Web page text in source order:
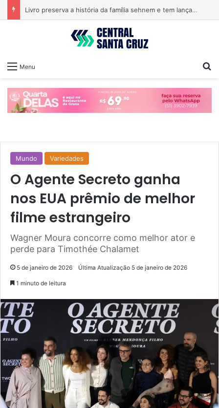
Livro preserva a história da família sehnem e tem lançamento em encontro familiar
Menu
Mundo Variedades
O Agente Secreto ganha
nos EUA prêmio de melhor
filme estrangeiro
Wagner Moura concorre como melhor ator e
perde para Timothée Chalamet
5 de janeiro de 2026 Última Atualização 5 de janeiro de 2026
1 minuto de leitura